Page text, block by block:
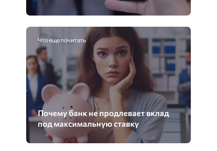
Что еще почитать
Почему банк не продлевает вклад
под максимальную ставку